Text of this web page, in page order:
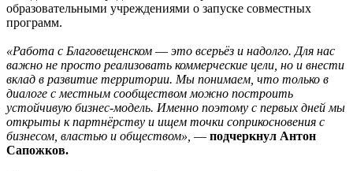
образовательными учреждениями о запуске совместных
программ.
«Работа с Благовещенском — это всерьёз и надолго. Для нас
важно не просто реализовать коммерческие цели, но и внести
вклад в развитие территории. Мы понимаем, что только в
диалоге с местным сообществом можно построить
устойчивую бизнес-модель. Именно поэтому с первых дней мы
открыты к партнёрству и ищем точки соприкосновения с
бизнесом, властью и обществом», — подчеркнул Антон
Сапожков.